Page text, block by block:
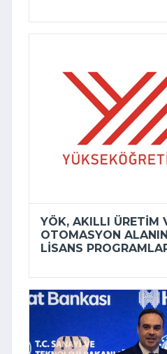
YÖK, AKILLI ÜRETIM
OTOMASYON
LISANS